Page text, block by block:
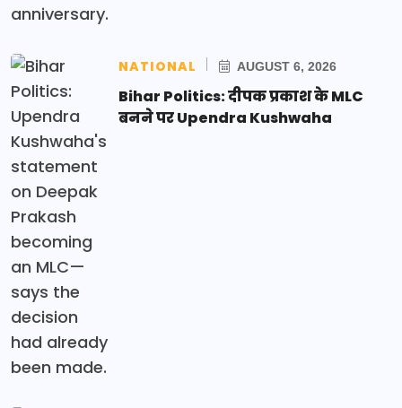
NATIONAL AUGUST 6, 2026
Bihar Politics: दीपक प्रकाश के MLC
बनने पर Upendra Kushwaha